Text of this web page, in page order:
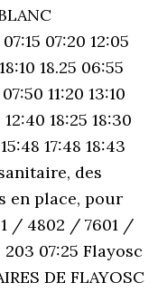
07:20 12:05
18.25 06:55
11:20 13:10
18:25 18:30
17:48 18:43
des
en place, pour
/ 4802 / 7601 /
07:25 Flayosc
DE FLAYOSC